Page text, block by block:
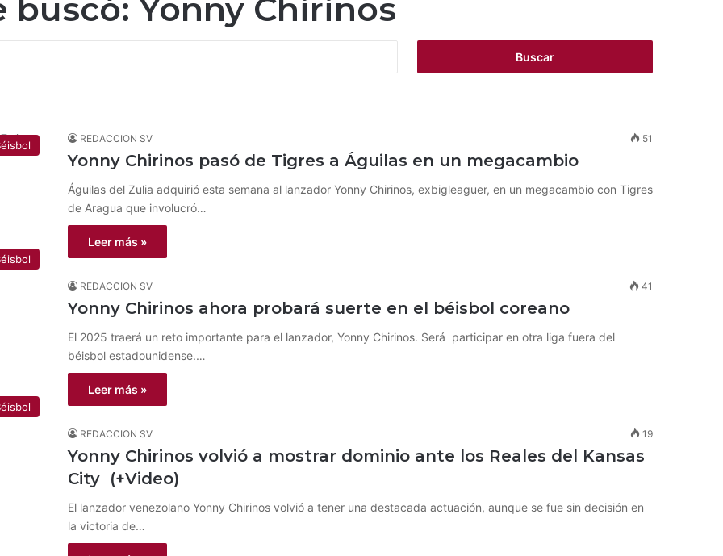
buscó: Yonny Chirinos
REDACCION SV 51
Yonny Chirinos pasó de Tigres a Águilas en un megacambio
Águilas del Zulia adquirió esta semana al lanzador Yonny Chirinos, exbigleaguer, en un megacambio con Tigres
de Aragua que involucró…
Leer más »
REDACCION SV 41
Yonny Chirinos ahora probará suerte en el béisbol coreano
El 2025 traerá un reto importante para el lanzador, Yonny Chirinos. Será participar en otra liga fuera del
béisbol estadounidense.…
Leer más »
REDACCION SV 19
Yonny Chirinos volvió a mostrar dominio ante los Reales del Kansas
City (+Video)
El lanzador venezolano Yonny Chirinos volvió a tener una destacada actuación, aunque se fue sin decisión en
la victoria de…